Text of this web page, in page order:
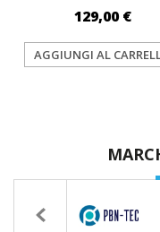
129,00 €
AGGIUNGI AL